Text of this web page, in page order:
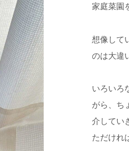
家庭菜園
想像して
のは大違
いろいろ
がら、ち
介してい
ただけれ